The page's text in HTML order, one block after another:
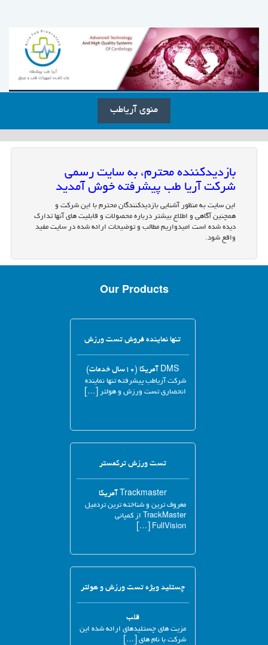
منوی آریاطب
بازدیدکننده محترم، به سایت رسمی
شرکت آریا طب پیشرفته خوش آمدید
این سایت به منظور آشنایی بازدیدکنندگان محترم با این شرکت و
همچنین آگاهی و اطلاع بیشتر درباره محصولات و قابلیت های آنها تدارک
دیده شده است امیدواریم مطالب و توضیحات ارائه شده در سایت مفید
واقع شود.
Our Products
تنها نماینده فروش تست ورزش
DMS آمریکا (۱۰سال خدمات)
شرکت آریاطب پیشرفته تنها نماینده
انحصاری تست ورزش و هولتر […]
تست ورزش ترکمستر
Trackmaster آمریکا
معروف ترین و شناخته ترین تردمیل
TrackMaster از کمپانی
FullVision […]
چستلید ویژه تست ورزش و هولتر
قلب
مزیت های چستلیدهای ارائه شده این
شرکت با نام های […]